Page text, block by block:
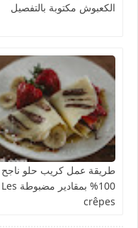
الكعبوش مكتوبة بالتفصيل
طريقة عمل كريب حلو ناجح
100% بمقادير مضبوطة Les
crêpes